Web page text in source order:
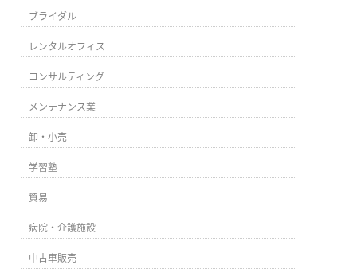
ブライダル
レンタルオフィス
コンサルティング
メンテナンス業
卸・小売
学習塾
貿易
病院・介護施設
中古車販売